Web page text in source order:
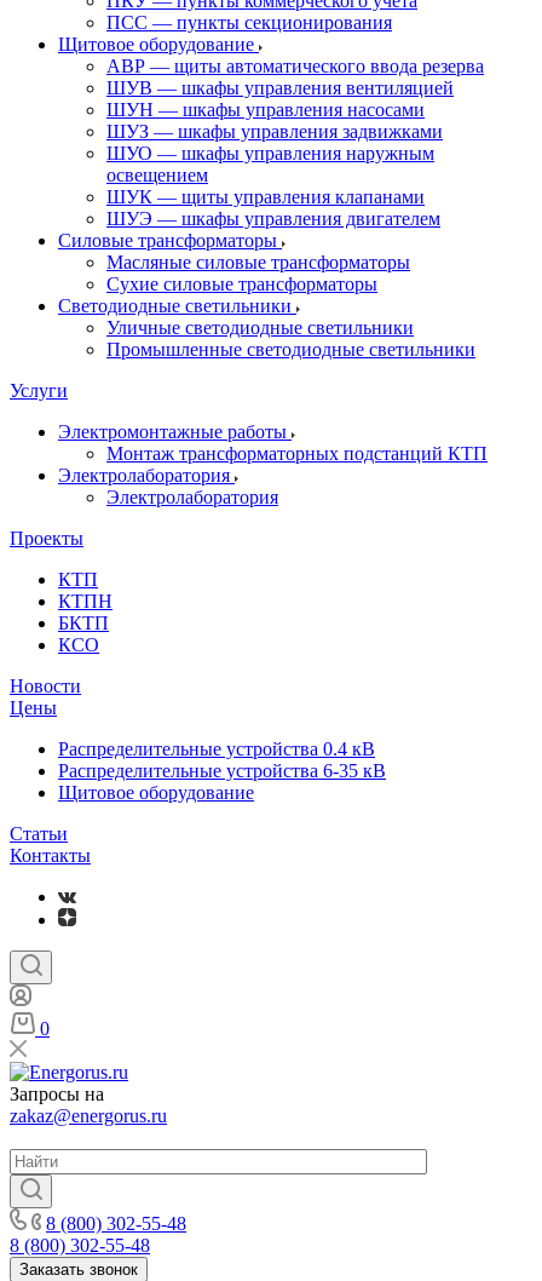
ПСС — пункты секционирования
Щитовое оборудование
АВР — щиты автоматического ввода резерва
ШУВ — шкафы управления вентиляцией
ШУН — шкафы управления насосами
ШУЗ — шкафы управления задвижками
ШУО — шкафы управления наружным
освещением
ШУК — щиты управления клапанами
ШУЭ — шкафы управления двигателем
Силовые трансформаторы
Масляные силовые трансформаторы
Сухие силовые трансформаторы
Светодиодные светильники
Уличные светодиодные светильники
Промышленные светодиодные светильники
Услуги
Электромонтажные работы
Монтаж трансформаторных подстанций КТП
Электролаборатория
Электролаборатория
Проекты
КТП
КТПН
БКТП
КСО
Новости
Цены
Распределительные устройства 0.4 кВ
Распределительные устройства 6-35 кВ
Щитовое оборудование
Статьи
Контакты
0
Запросы на
zakaz@energorus.ru
8 (800) 302-55-48
8 (800) 302-55-48
Заказать звонок